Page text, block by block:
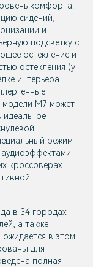
комфорта:
сидений,
и
подсветку с
остекление и
остекления (у
интерьера
модели М7 может
идеальное
режим
кроссоверах
в 34 городах
а также
в этом
для
полная